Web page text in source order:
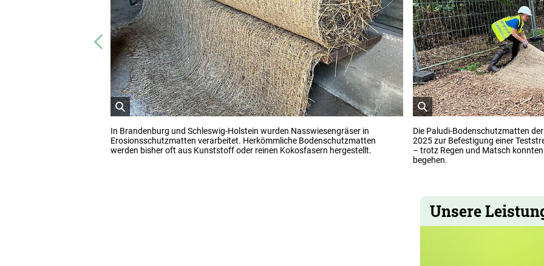
Vorheriges
Bild
in
einer
In Brandenburg und Schleswig-Holstein wurden Nasswiesengräser in
Erosionsschutzmatten verarbeitet. Herkömmliche Bodenschutzmatten
werden bisher oft aus Kunststoff oder reinen Kokosfasern hergestellt.
Bild
in
einer
vergrößerten
Die Paludi-Bodenschutzmatten
2025 zur Befestigung einer
– trotz Regen und Matsch
begehen.
Unsere